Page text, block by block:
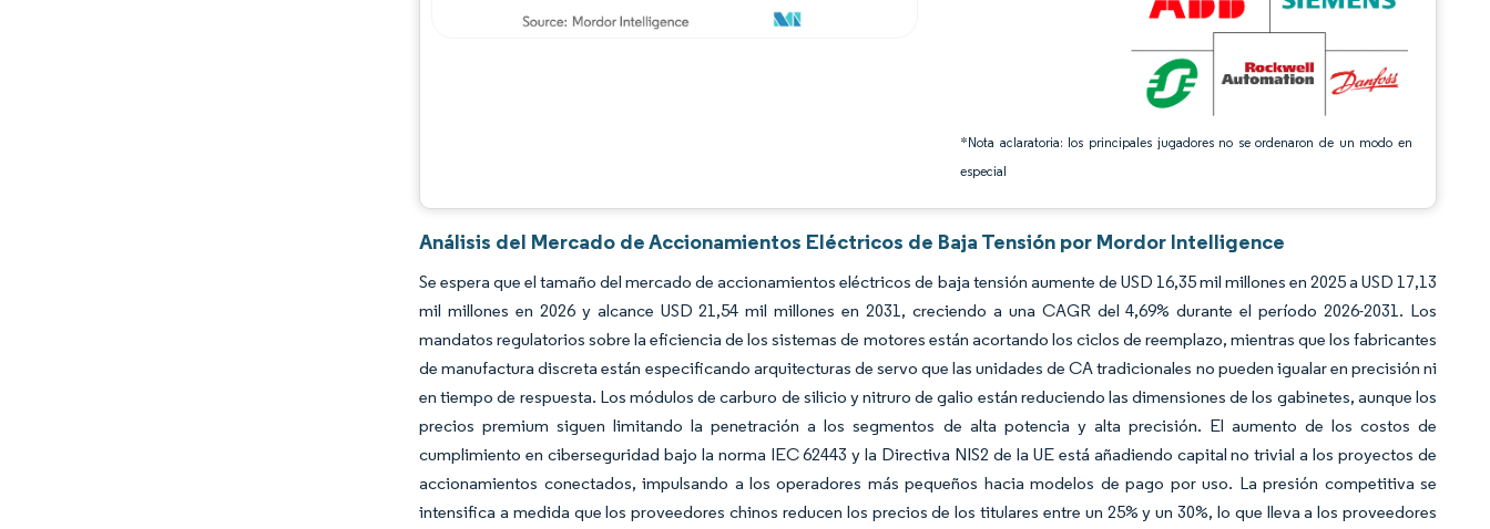
*Nota aclaratoria: los principales jugadores no se ordenaron de un modo en
especial
Análisis del Mercado de Accionamientos Eléctricos de Baja Tensión por Mordor Intelligence
Se espera que el tamaño del mercado de accionamientos eléctricos de baja tensión aumente de USD 16,35 mil millones en 2025 a USD 17,13
mil millones en 2026 y alcance USD 21,54 mil millones en 2031, creciendo a una CAGR del 4,69% durante el período 2026-2031. Los
mandatos regulatorios sobre la eficiencia de los sistemas de motores están acortando los ciclos de reemplazo, mientras que los fabricantes
de manufactura discreta están especificando arquitecturas de servo que las unidades de CA tradicionales no pueden igualar en precisión ni
en tiempo de respuesta. Los módulos de carburo de silicio y nitruro de galio están reduciendo las dimensiones de los gabinetes, aunque los
precios premium siguen limitando la penetración a los segmentos de alta potencia y alta precisión. El aumento de los costos de
cumplimiento en ciberseguridad bajo la norma IEC 62443 y la Directiva NIS2 de la UE está añadiendo capital no trivial a los proyectos de
accionamientos conectados, impulsando a los operadores más pequeños hacia modelos de pago por uso. La presión competitiva se
intensifica a medida que los proveedores chinos reducen los precios de los titulares entre un 25% y un 30%, lo que lleva a los proveedores